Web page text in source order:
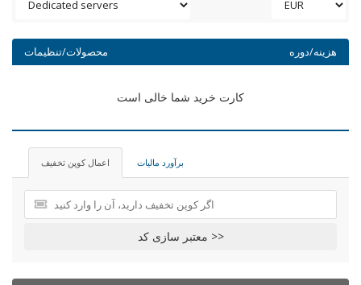
محصولات/تنظیمات هزینه/دوره
کارت خرید شما خالی است
اعمال کوپن تخفیف برآورد مالیات
معتبر سازی کد >>